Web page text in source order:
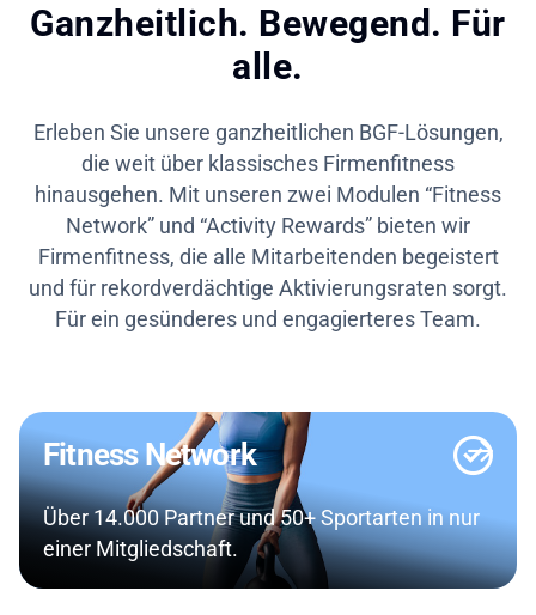
Ganzheitlich. Bewegend. Für
alle.
Erleben Sie unsere ganzheitlichen BGF-Lösungen,
die weit über klassisches Firmenfitness
hinausgehen. Mit unseren zwei Modulen “Fitness
Network” und “Activity Rewards” bieten wir
Firmenfitness, die alle Mitarbeitenden begeistert
und für rekordverdächtige Aktivierungsraten sorgt.
Für ein gesünderes und engagierteres Team.
Fitness Network
Über 14.000 Partner und 50+ Sportarten in nur
einer Mitgliedschaft.